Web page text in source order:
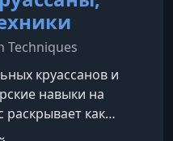
Techniques
круассанов и
навыки на
раскрывает как
техники,